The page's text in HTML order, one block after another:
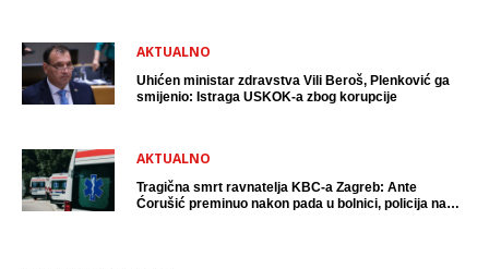
AKTUALNO
Uhićen ministar zdravstva Vili Beroš, Plenković ga
smijenio: Istraga USKOK-a zbog korupcije
AKTUALNO
Tragična smrt ravnatelja KBC-a Zagreb: Ante
Ćorušić preminuo nakon pada u bolnici, policija na